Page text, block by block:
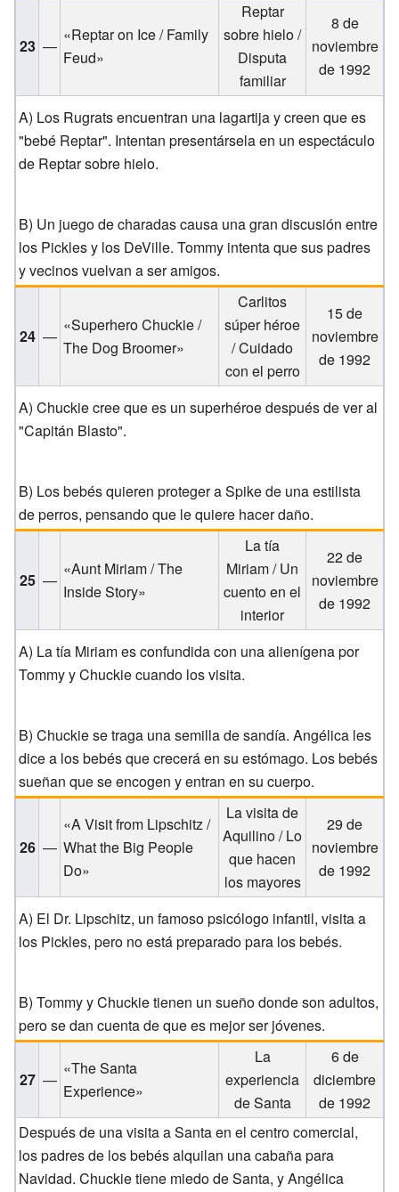
23 —
«Reptar on Ice / Family
Feud»
Reptar
sobre hielo /
Disputa
familiar
8 de
noviembre
de 1992
A) Los Rugrats encuentran una lagartija y creen que es
"bebé Reptar". Intentan presentársela en un espectáculo
de Reptar sobre hielo.
B) Un juego de charadas causa una gran discusión entre
los Pickles y los DeVille. Tommy intenta que sus padres
y vecinos vuelvan a ser amigos.
24 —
«Superhero Chuckie /
The Dog Broomer»
Carlitos
súper héroe
/ Cuidado
con el perro
15 de
noviembre
de 1992
A) Chuckie cree que es un superhéroe después de ver al
"Capitán Blasto".
B) Los bebés quieren proteger a Spike de una estilista
de perros, pensando que le quiere hacer daño.
25 —
«Aunt Miriam / The
Inside Story»
La tía
Miriam / Un
cuento en el
interior
22 de
noviembre
de 1992
A) La tía Miriam es confundida con una alienígena por
Tommy y Chuckie cuando los visita.
B) Chuckie se traga una semilla de sandía. Angélica les
dice a los bebés que crecerá en su estómago. Los bebés
sueñan que se encogen y entran en su cuerpo.
26 —
«A Visit from Lipschitz /
What the Big People
Do»
La visita de
Aquilino / Lo
que hacen
los mayores
29 de
noviembre
de 1992
A) El Dr. Lipschitz, un famoso psicólogo infantil, visita a
los Pickles, pero no está preparado para los bebés.
B) Tommy y Chuckie tienen un sueño donde son adultos,
pero se dan cuenta de que es mejor ser jóvenes.
27 —
«The Santa
Experience»
La
experiencia
de Santa
6 de
diciembre
de 1992
Después de una visita a Santa en el centro comercial,
los padres de los bebés alquilan una cabaña para
Navidad. Chuckie tiene miedo de Santa, y Angélica